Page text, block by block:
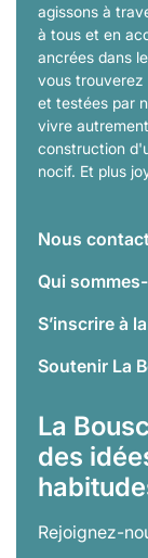
agissons à
à tous et en
ancrées dans
vous trouverez
et testées par
vivre
construction
nocif. Et plus
Nous
Qui
S’inscrire à
Soutenir La
La
des
Rejoignez-